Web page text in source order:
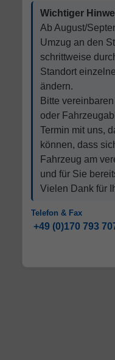
Wichtiger
Ab August/
Umzug an den
schrittweise
Standort
ändern.
Bitte
oder
Termin mit uns,
können, dass
Fahrzeug am
und für Sie
Vielen Dank für
Telefon & Fax
+49 (0)170 793